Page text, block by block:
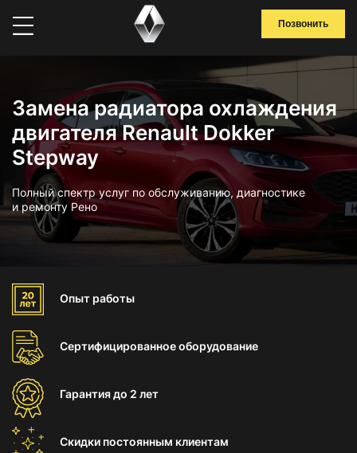
Позвонить
Замена радиатора охлаждения
двигателя Renault Dokker
Stepway
Полный спектр услуг по обслуживанию, диагностике
и ремонту Рено
Опыт работы
Сертифицированноеоборудование
Гарантиядо 2 лет
Скидки постоянным клиентам